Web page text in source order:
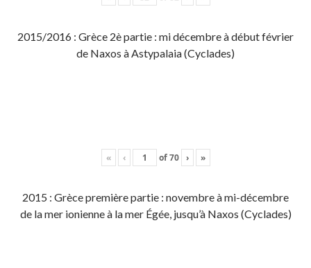
2015/2016 : Grèce 2è partie : mi décembre à début février
de Naxos à Astypalaia (Cyclades)
« ‹ of70 › »
2015 : Grèce première partie : novembre à mi-décembre
de la mer ionienne à la mer Égée, jusqu’à Naxos (Cyclades)